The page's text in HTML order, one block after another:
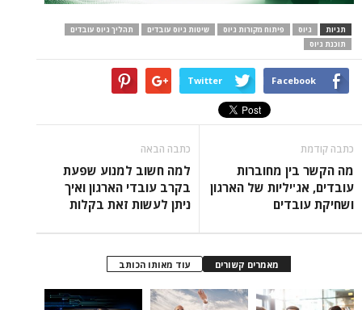
תגיות גיוס פיתוח מקורות גיוס שיטות גיוס עובדים
תהליך גיוס עובדים
תוכנת גיוס
Facebook
Twitter
כתבה קודמת
מה הקשר בין מחוברות
עובדים, אג'יליות של הארגון
ושחיקת עובדים
כתבה הבאה
למה חשוב למנוע שפעת
בקרב עובדי הארגון ואיך
ניתן לעשות זאת בקלות
מאמרים קשורים עוד מאותו הכותב